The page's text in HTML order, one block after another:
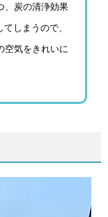
、炭の清浄効果
てしまうので、
空気をきれいに